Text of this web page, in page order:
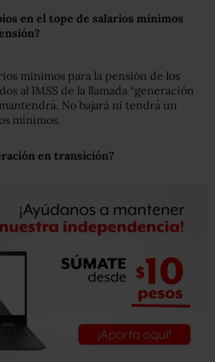
en el tope de salarios mínimos
mínimos para la pensión de los
al IMSS de la llamada “generación
No bajará ni tendrá un
mínimos.
en transición?